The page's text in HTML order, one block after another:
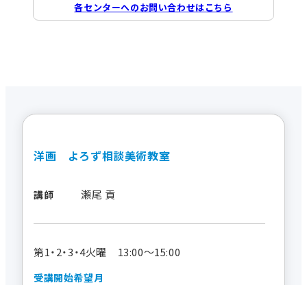
各センターへのお問い合わせはこちら
洋画 よろず相談美術教室
講師 瀬尾 貢
第1・2・3・4火曜 13:00～15:00
受講開始希望月